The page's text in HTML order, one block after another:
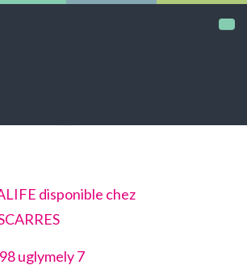
disponible chez